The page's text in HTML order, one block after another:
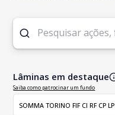
Lâminas em destaque
Saiba como patrocinar um fundo
SOMMA TORINO FIF CI RF CP